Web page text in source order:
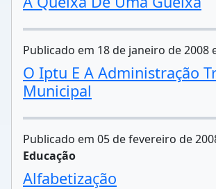
Publicado em 18 de janeiro de 2008
O Iptu E A Administração
Municipal
Publicado em 05 de fevereiro de
Educação
Alfabetização